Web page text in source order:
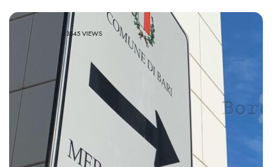
3545 VIEWS